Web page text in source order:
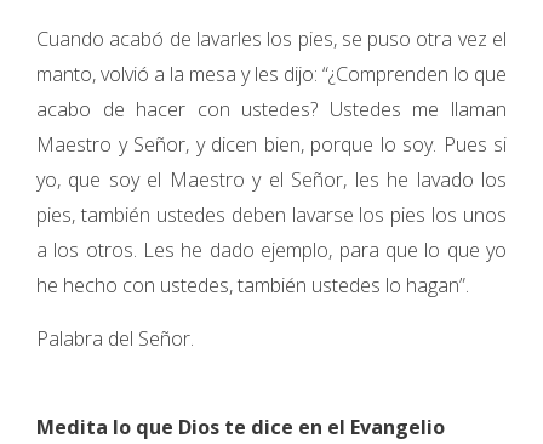
Cuando acabó de lavarles los pies, se puso otra vez el
manto, volvió a la mesa y les dijo: “¿Comprenden lo que
acabo de hacer con ustedes? Ustedes me llaman
Maestro y Señor, y dicen bien, porque lo soy. Pues si
yo, que soy el Maestro y el Señor, les he lavado los
pies, también ustedes deben lavarse los pies los unos
a los otros. Les he dado ejemplo, para que lo que yo
he hecho con ustedes, también ustedes lo hagan”.
Palabra del Señor.
Medita lo que Dios te dice en el Evangelio